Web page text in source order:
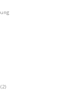
(2)